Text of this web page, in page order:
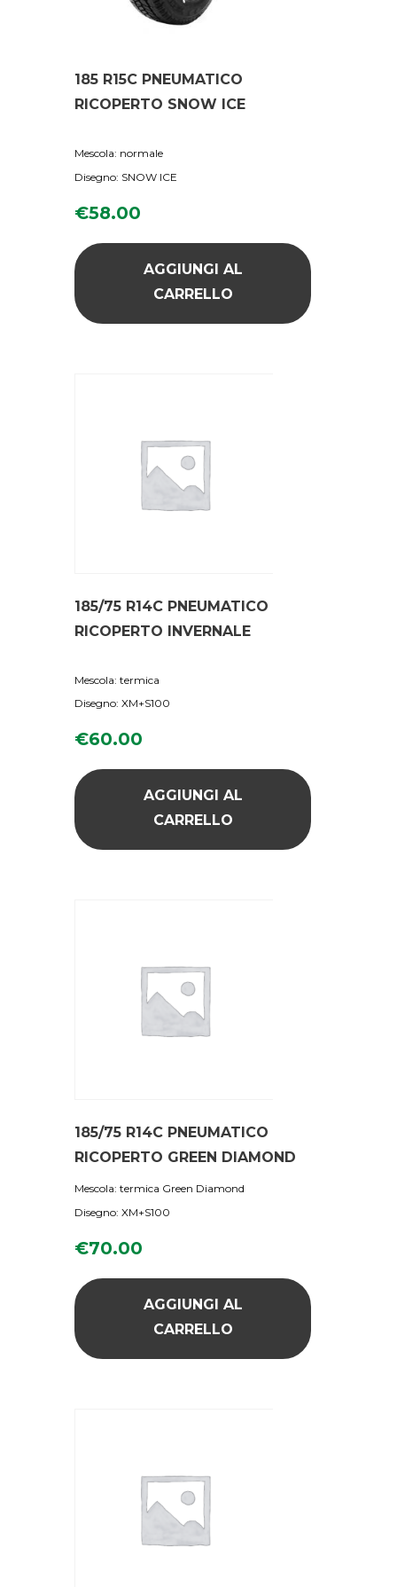
185 R15C PNEUMATICO
RICOPERTO SNOW ICE
Mescola: normale
Disegno: SNOW ICE
€58.00
AGGIUNGI AL
CARRELLO
185/75 R14C PNEUMATICO
RICOPERTO INVERNALE
Mescola: termica
Disegno: XM+S100
€60.00
AGGIUNGI AL
CARRELLO
185/75 R14C PNEUMATICO
RICOPERTO GREEN DIAMOND
Mescola: termica Green Diamond
Disegno: XM+S100
€70.00
AGGIUNGI AL
CARRELLO